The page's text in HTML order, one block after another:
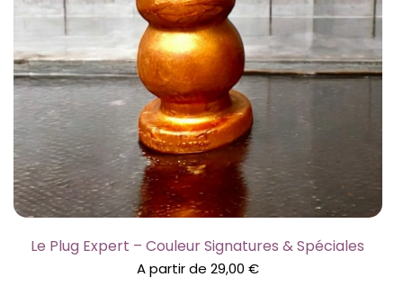
Le Plug Expert – Couleur Signatures & Spéciales
A partir de 29,00 €